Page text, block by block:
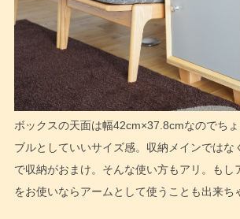
ボックスの天面は幅42cm×37.8cmなのでち
ブルとしていいサイズ感。収納メインではな
で収納がおまけ。そんな使い方もアリ。もし
をお使いならアームとして使うことも出来ち